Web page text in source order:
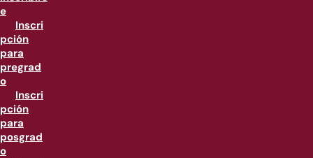
e
Inscri
pción
para
pregrad
o
Inscri
pción
para
posgrad
o